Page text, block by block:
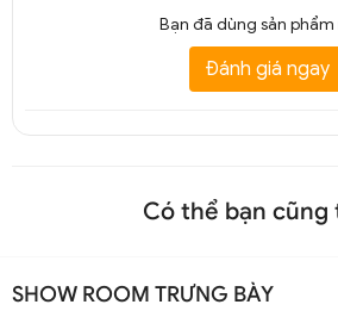
Bạn đã dùng sản phẩm
Đánh giá ngay
Có thể bạn cũng
SHOW ROOM TRƯNG BÀY